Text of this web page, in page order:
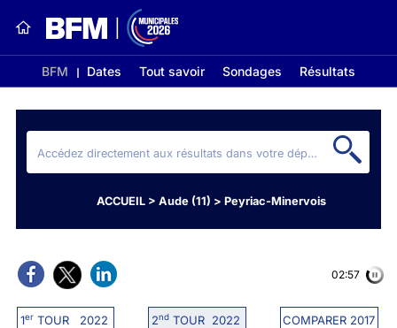
BFM Dates Tout savoir Sondages Résultats
ACCUEIL> Aude (11) > Peyriac-Minervois
1erTOUR 2022 2ndTOUR 2022 COMPARER 2017
02:56